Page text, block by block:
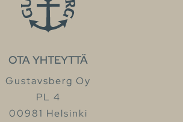
OTA YHTEYTTÄ
Gustavsberg Oy
PL 4
00981 Helsinki